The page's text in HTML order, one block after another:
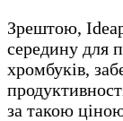
Зрештою,
середину для
хромбуків,
за такою